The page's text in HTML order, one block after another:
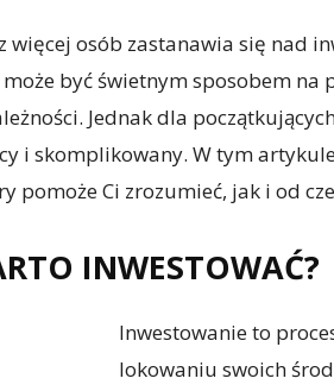
więcej osób zastanawia się nad
być świetnym sposobem na
Jednak dla
i skomplikowany. W tym
pomoże Ci zrozumieć, jak i od
INWESTOWAĆ?
Inwestowanie to
lokowaniu swoich